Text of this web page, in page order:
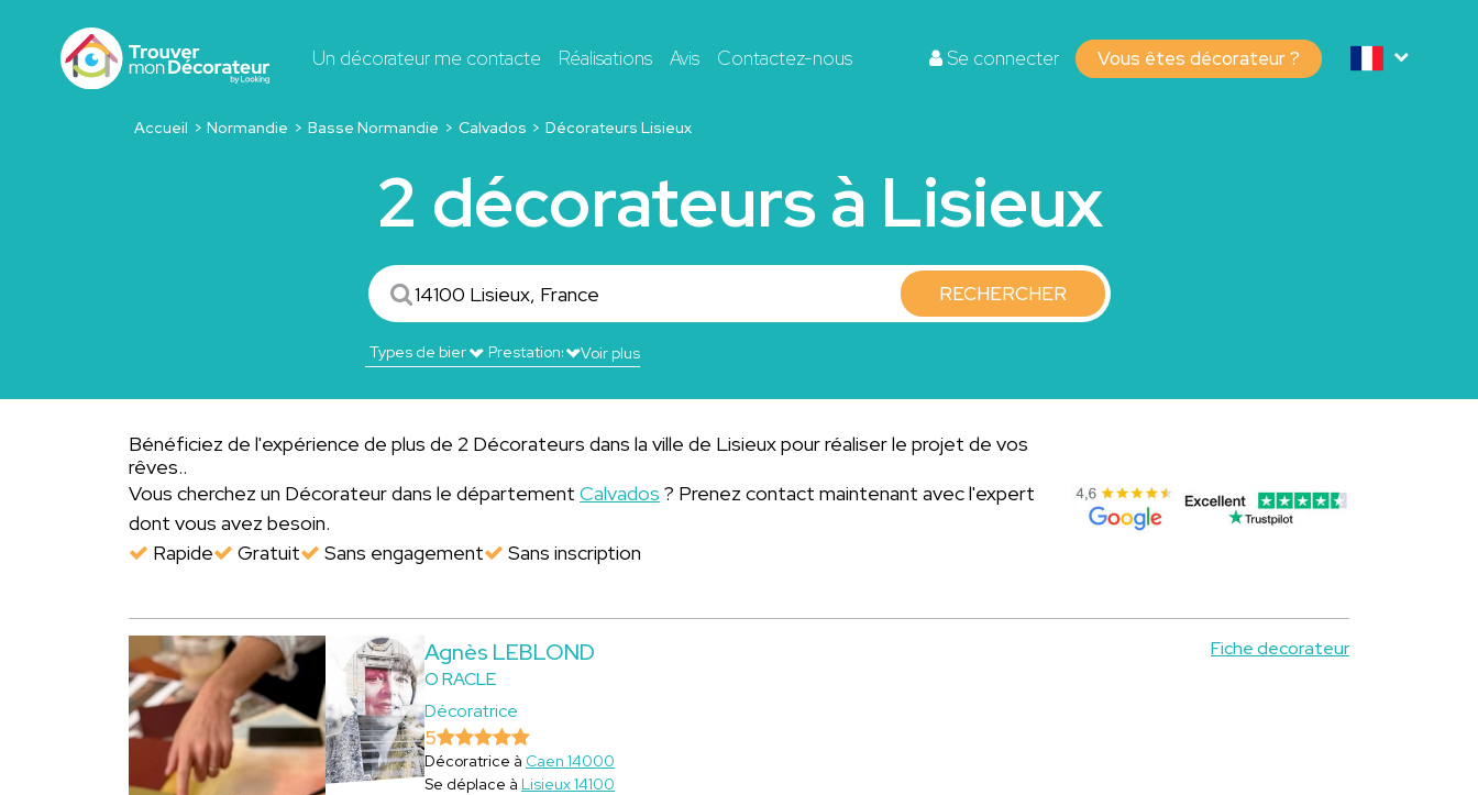
Un décorateur me contacte Réalisations Avis Contactez-nous Se connecter Vous êtes décorateur ?
Accueil Normandie Basse Normandie Calvados Décorateurs Lisieux
2 décorateurs à Lisieux
RECHERCHER
Voir plus
Bénéficiez de l'expérience de plus de 2 Décorateurs dans la ville de Lisieux pour réaliser le projet de vos
rêves..
Vous cherchez un Décorateur dans le département Calvados ? Prenez contact maintenant avec l'expert
dont vous avez besoin.
Rapide
Gratuit Sans engagement Sans inscription
Agnès LEBLOND
O RACLE
Décoratrice
Fiche decorateur
5
Décoratrice à Caen 14000
Se déplace à Lisieux 14100